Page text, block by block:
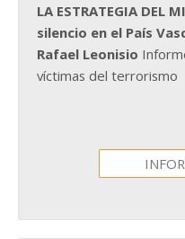
LA ESTRATEGIA DEL
silencio en el País
Rafael Leonisio
víctimas del terrorismo